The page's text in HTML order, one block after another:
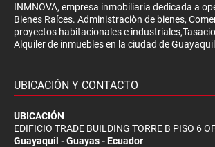
INMNOVA, empresa inmobiliaria dedicada a
Bienes Raíces. Administraciòn de bienes,
proyectos habitacionales e
Alquiler de inmuebles en la ciudad de
UBICACIÓN Y CONTACTO
UBICACIÓN
EDIFICIO TRADE BUILDING TORRE B PISO 6
Guayaquil - Guayas - Ecuador